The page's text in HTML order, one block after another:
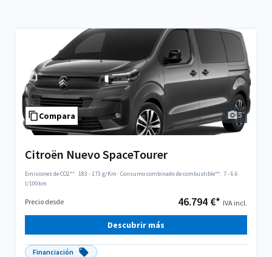
Compara 5
Citroën Nuevo SpaceTourer
Emisiones de CO2**: 183 - 173 g/Km ·Consumo combinado de combustible**: 7 - 6.6
l/100km
Precio desde 46.794 €* IVA incl.
Descubrir más
Financiación